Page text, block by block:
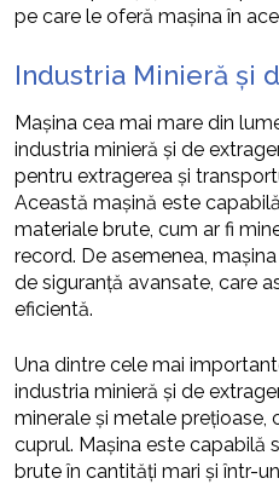
pe care le oferă mașina în
Industria Minieră și
Mașina cea mai mare din
industria minieră și de
pentru extragerea și
Această mașină este
materiale brute, cum ar fi
record. De asemenea,
de siguranță avansate, care
eficientă.
Una dintre cele mai
industria minieră și de
minerale și metale prețioase,
cuprul. Mașina este capabilă
brute în cantități mari și într-